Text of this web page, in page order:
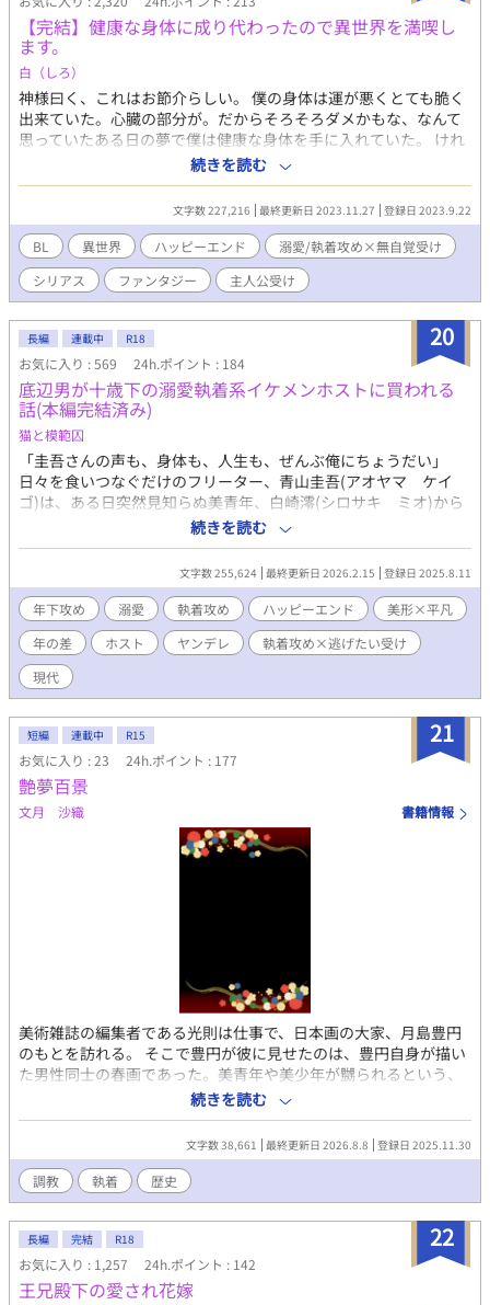
る日々をすごしていくうちに彼のことを好きになっていってしま
う。 見た目が好みじゃなくても、いつかは自分を好きになって
もらえるように頑張ろう。そう思っていたある日、ユーインが娼
館に「ベリルとの契約を終わらせたい」と電話しているのを聞い
てしまった。 ショックを受けたベリルはユーインに「オレのこ
とを好きになって」と迫り、魅了魔法がかかるように願う。 し
かしこれまで魅了をかけられたことがないので、無理だろう。そ
う諦めたベリルだったが、ユーインは恍惚とした表情でベリルを
見つめるようになり――。 体質変化した平凡淫魔が客の男に恋
をしててんやわんやする話。 成分表：♡喘ぎ 濁点喘ぎ 飲精
アナル舐め ※ゆるファンタジーな世界観。電話とか出てきます。
【完結】健康な身体に成り代わったので異世界を満喫し
ます。
白（しろ）
神様曰く、これはお節介らしい。 僕の身体は運が悪くとても脆く
出来ていた。心臓の部分が。だからそろそろダメかもな、なんて
思っていたある日の夢で僕は健康な身体を手に入れていた。 けれ
どそれは僕の身体じゃなくて、まるで天使のように綺麗な顔をし
た人の身体だった。 どうせ夢だ、すぐに覚めると思っていたのに
夢は覚めない。それどころか感じる全てがリアルで、もしかして
これは現実なのかもしれないと有り得ない考えに及んだとき、頭
に鈴の音が響いた。 「お節介を焼くことにした。なに心配するこ
とはない。ただ、成り代わるだけさ。お前が欲しくて堪らなかっ
た身体に」 神様らしき人の差配で、僕は僕じゃない人物として生
きることになった。 これは健康な身体を手に入れた僕が、好きな
ように生きていくお話。 本編は三人称です。 R−18に該当するペ
ージには※を付けます。 毎日20時更新 登場人物 ラファエル・ロ
ーデン 金髪青眼の美青年。無邪気であどけなくもあるが無鉄砲で
好奇心旺盛。 ある日人が変わったように活発になったことで親し
い人たちを戸惑わせた。今では受け入れられている。 首筋で脈を
取るのがクセ。 アルフレッド 茶髪に赤目の迫力ある男前苦労人。
ラファエルの友人であり相棒。 剣の腕が立ち騎士団への入団を強
く望まれていたが縛り付けられるのを嫌う性格な為断った。 神様
ガラが悪い大男。
続きを読む
文字数 227,216 最終更新日 2023.11.27 登録日 2023.9.22
BL 異世界 ハッピーエンド
溺愛/執着攻め×無自覚受け
シリアス
ファンタジー 主人公受け
20
長編 連載中 R18
お気に入り : 569 24h.ポイント : 184
底辺男が十歳下の溺愛執着系イケメンホストに買われる
話(本編完結済み)
猫と模範囚
「圭吾さんの声も、身体も、人生も、ぜんぶ俺にちょうだい」
日々を食いつなぐだけのフリーター、青山圭吾(アオヤマ ケイ
ゴ)は、ある日突然見知らぬ美青年、白崎澪(シロサキ ミオ)から
愛人契約を持ちかけられる。 昼間は名門大学の優等生、夜はホス
トクラブで荒稼ぎする澪には、どこか危うい魅力があった。澪は
周到に、ときに無邪気に、青山君に過剰ともいえる愛を注ぐ。 な
ぜこんなに執着されるのかわからない。いつしか青山君は、澪の
策略混じりの愛情と支配から抜け出せなくなる。 猫を被った可愛
い執着攻めからはじまり、後半から愛と執着激重なヤンデレ攻
め。 ※とくに物語の中盤以降は猫被りをやめたヤンデレ執着攻め
のハードな溺愛と支配、受けの快楽堕ち描写が濃厚です。ターニ
ングポイントは第17話です。 【本編完結済み】その後の二人の短
と) 作中の性描写はポルノ的な目的ではなく、そんなやり方でしか
愛情にアプローチできないキャラクターの歪みと傷を表現するた
めに書きました。 暴力を美化したり肯定したりする意図はありま
せん。性的な歪みがあるキャラクターと恋愛というリングで精神
的なバトルをするのが物語の主題です。最後まで誠実に書きま
続きを読む
文字数 255,624 最終更新日 2026.2.15 登録日 2025.8.11
年下攻め 溺愛 執着攻め ハッピーエンド
美形×平凡
年の差
ホスト ヤンデレ
執着攻め×逃げたい受け
現代
21
短編 連載中 R15
お気に入り : 23 24h.ポイント : 177
艶夢百景
文月 沙織 書籍情報
美術雑誌の編集者である光則は仕事で、日本画の大家、月島豊円
のもとを訪れる。 そこで豊円が彼に見せたのは、豊円自身が描い
た男性同士の春画であった。美青年や美少年が嬲られるという、
淫虐かつ淫靡な絵に光則は圧倒される。 やがて濃艶な絵を見せつ
けられるうちに、光則は妖しい夢の世界にいざなわれ、奇妙な体
続きを読む
文字数 38,661 最終更新日 2026.8.8 登録日 2025.11.30
調教 執着 歴史
22
長編 完結 R18
お気に入り : 1,257 24h.ポイント : 142
王兄殿下の愛され花嫁